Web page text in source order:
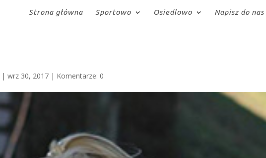
Strona główna Sportowo Osiedlowo Napisz do nas
|wrz 30, 2017 | Komentarze: 0